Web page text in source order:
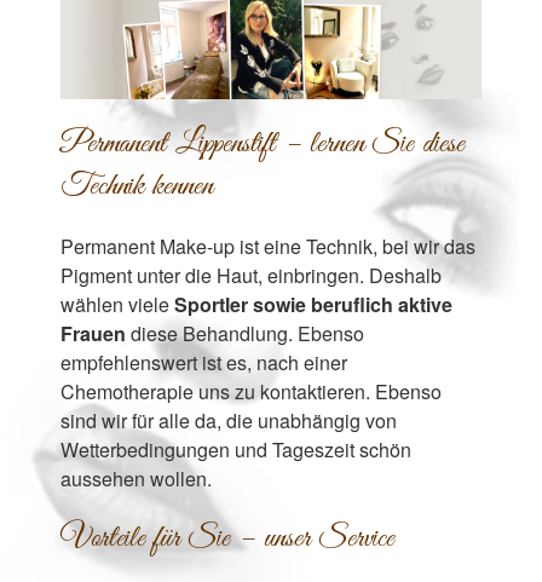
Permanent Lippenstift – lernen Sie diese
Technik kennen
Permanent Make-up ist eine Technik, bei wir das
Pigment unter die Haut, einbringen. Deshalb
wählen vieleSportler sowie beruflich aktive
Frauen diese Behandlung. Ebenso
empfehlenswert ist es, nach einer
Chemotherapie uns zu kontaktieren. Ebenso
sind wir für alle da, die unabhängig von
Wetterbedingungen und Tageszeit schön
aussehen wollen.
Vorteile für Sie – unser Service